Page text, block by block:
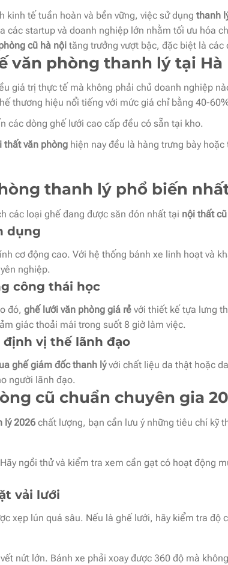
tế tuần hoàn và bền vững, việc sử dụng thanh
startup và doanh nghiệp lớn nhằm tối ưu hóa
cũ hà nội tăng trưởng vượt bậc, đặc biệt là
văn phòng thanh lý tại Hà
giá trị thực tế mà không phải chủ doanh nghiệp
thương hiệu nổi tiếng với mức giá chỉ bằng 40-
các dòng ghế lưới cao cấp đều có sẵn tại kho.
thất văn phòng hiện nay đều là hàng trưng bày
thanh lý phổ biến
các loại ghế đang được săn đón nhất tại nội thất
dụng
cơ động cao. Với hệ thống bánh xe linh hoạt và
nghiệp.
công thái học
đó, ghế lưới văn phòng giá rẻ với thiết kế tựa lưng
giác thoải mái trong suốt 8 giờ làm việc.
định vị thế lãnh đạo
ghế giám đốc thanh lývới chất liệu da thật hoặc
người lãnh đạo.
cũ chuẩn chuyên gia
lý 2026 chất lượng, bạn cần lưu ý những tiêu chí kỹ
ngồi thử và kiểm tra xem cần gạt có hoạt động
vải lưới
xẹp lún quá sâu. Nếu là ghế lưới, hãy kiểm tra độ
nứt lớn. Bánh xe phải xoay được 360 độ mà